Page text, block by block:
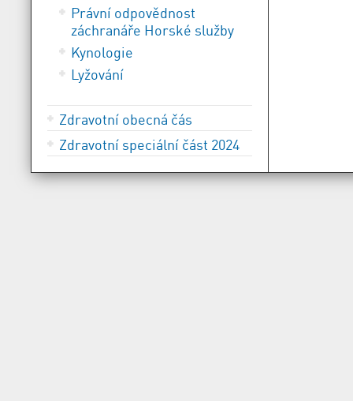
Právní odpovědnost
záchranáře Horské služby
Kynologie
Lyžování
Zdravotní obecná čás
Zdravotní speciální část 2024